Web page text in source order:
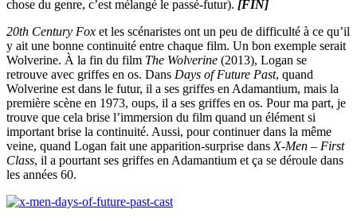
chose du genre, c’est mélangé le passé-futur). [FIN]
20th Century Fox et les scénaristes ont un peu de difficulté à ce qu’il
y ait une bonne continuité entre chaque film. Un bon exemple serait
Wolverine. À la fin du film The Wolverine (2013), Logan se
retrouve avec griffes en os. Dans Days of Future Past, quand
Wolverine est dans le futur, il a ses griffes en Adamantium, mais la
première scène en 1973, oups, il a ses griffes en os. Pour ma part, je
trouve que cela brise l’immersion du film quand un élément si
important brise la continuité. Aussi, pour continuer dans la même
veine, quand Logan fait une apparition-surprise dans X-Men – First
Class, il a pourtant ses griffes en Adamantium et ça se déroule dans
les années 60.